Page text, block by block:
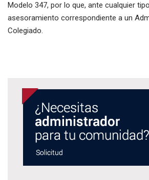
Modelo 347, por lo que, ante cualquier
asesoramiento correspondiente a un
Colegiado.